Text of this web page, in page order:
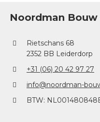
Noordman
Rietschans 68
2352 BB Leiderdorp
+31 (06) 20 42 97 27
info@noordman-
BTW: